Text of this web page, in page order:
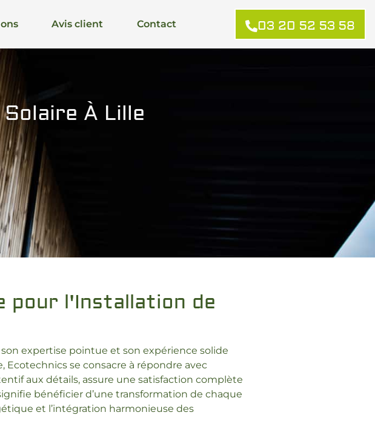
Avis client Contact 03 20 52 53 58
À Lille
pour l'Installation de
expertise pointue et son expérience solide
se consacre à répondre avec
aux détails, assure une satisfaction complète
bénéficier d’une transformation de chaque
et l’intégration harmonieuse des